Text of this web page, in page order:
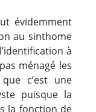
évidemment
au sinthome
à
ménagé les
que c’est une
puisque la
la fonction de